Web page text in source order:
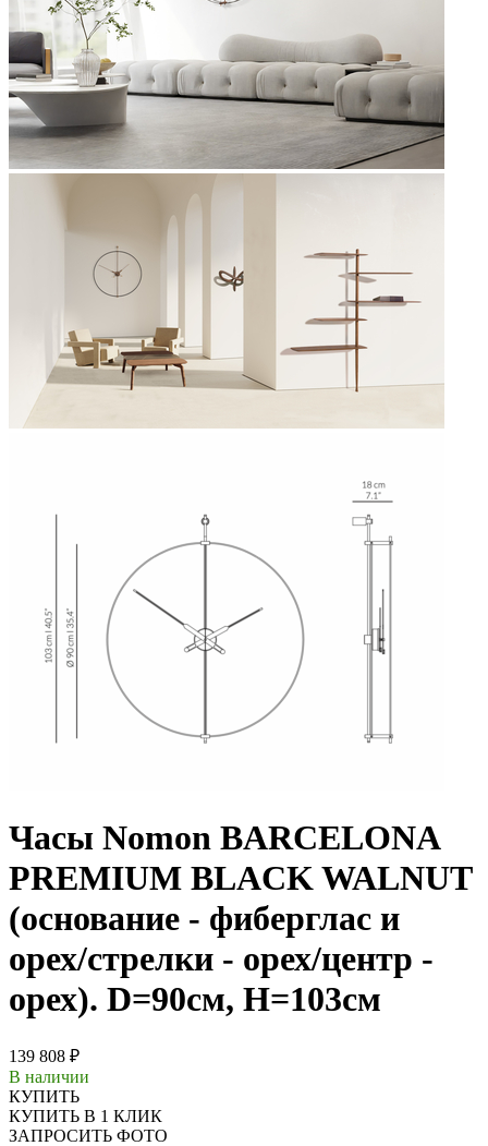
Часы Nomon BARCELONA
PREMIUM BLACK WALNUT
(основание - фиберглас и
орех/стрелки - орех/центр -
орех). D=90см, H=103см
139 808 ₽
В наличии
КУПИТЬ
КУПИТЬ В 1 КЛИК
ЗАПРОСИТЬ ФОТО